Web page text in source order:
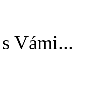
Vámi...